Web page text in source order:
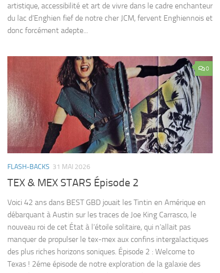
artistique, accessibilité et art de vivre dans le cadre enchanteur
du lac d’Enghien fief de notre cher JCM, fervent Enghiennois et
donc forcément adepte...
0
FLASH-BACKS 31 MAI 2026
TEX & MEX STARS Épisode 2
Voici 42 ans dans BEST GBD jouait les Tintin en Amérique en
débarquant à Austin sur les traces de Joe King Carrasco, le
nouveau roi de cet État à l’étoile solitaire, qui n’allait pas
manquer de propulser le tex-mex aux confins intergalactiques
des plus riches horizons soniques. Épisode 2 : Welcome to
Texas ! 2éme épisode de notre exploration de la galaxie des